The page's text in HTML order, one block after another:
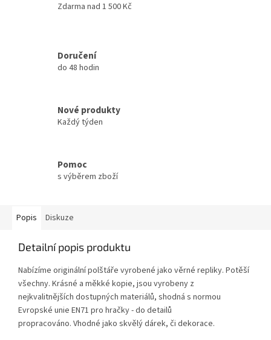
Zdarma nad 1 500 Kč
Doručení
do 48 hodin
Nové produkty
Každý týden
Pomoc
s výběrem zboží
Popis Diskuze
Detailní popis produktu
Nabízíme originální polštáře vyrobené jako věrné repliky. Potěší
všechny. Krásné a měkké kopie, jsou vyrobeny z
nejkvalitnějších dostupných materiálů, shodná s normou
Evropské unie EN71 pro hračky - do detailů
propracováno. Vhodné jako skvělý dárek, či dekorace.